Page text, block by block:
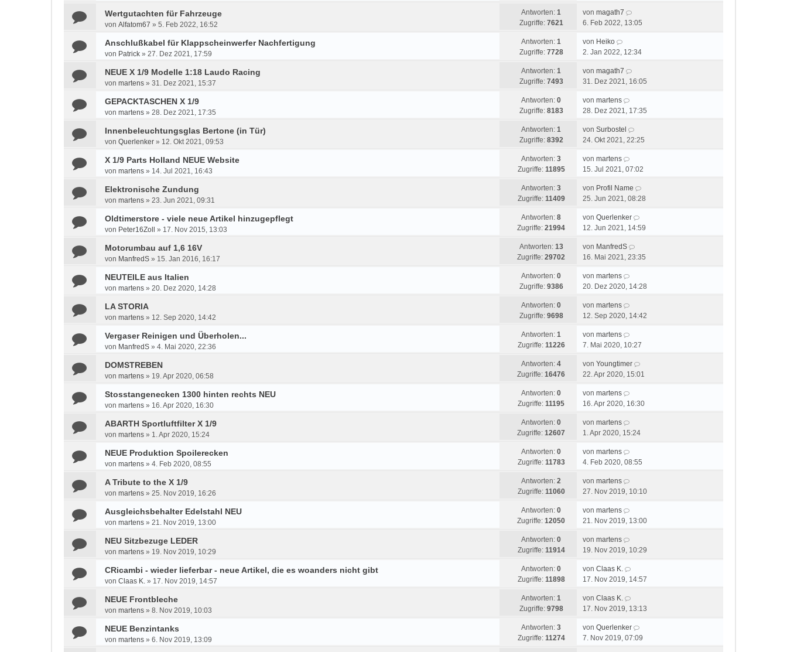
Wertgutachten für Fahrzeuge
von Alfatom67 » 5. Feb 2022, 16:52
Antworten: 1
Zugriffe: 7621
von magath7
6. Feb 2022, 13:05
Anschlußkabel für Klappscheinwerfer Nachfertigung
von Patrick » 27. Dez 2021, 17:59
Antworten: 1
Zugriffe: 7728
von Heiko
2. Jan 2022, 12:34
NEUE X 1/9 Modelle 1:18 Laudo Racing
von martens » 31. Dez 2021, 15:37
Antworten: 1
Zugriffe: 7493
von magath7
31. Dez 2021, 16:05
GEPACKTASCHEN X 1/9
von martens » 28. Dez 2021, 17:35
Antworten: 0
Zugriffe: 8183
von martens
28. Dez 2021, 17:35
Innenbeleuchtungsglas Bertone (in Tür)
von Querlenker » 12. Okt 2021, 09:53
Antworten: 1
Zugriffe: 8392
von Surbostel
24. Okt 2021, 22:25
X 1/9 Parts Holland NEUE Website
von martens » 14. Jul 2021, 16:43
Antworten: 3
Zugriffe: 11895
von martens
15. Jul 2021, 07:02
Elektronische Zundung
von martens » 23. Jun 2021, 09:31
Antworten: 3
Zugriffe: 11409
von Profil Name
25. Jun 2021, 08:28
Oldtimerstore - viele neue Artikel hinzugepflegt
von Peter16Zoll » 17. Nov 2015, 13:03
Antworten: 8
Zugriffe: 21994
von Querlenker
12. Jun 2021, 14:59
Motorumbau auf 1,6 16V
von ManfredS » 15. Jan 2016, 16:17
Antworten: 13
Zugriffe: 29702
von ManfredS
16. Mai 2021, 23:35
NEUTEILE aus Italien
von martens » 20. Dez 2020, 14:28
Antworten: 0
Zugriffe: 9386
von martens
20. Dez 2020, 14:28
LA STORIA
von martens » 12. Sep 2020, 14:42
Antworten: 0
Zugriffe: 9698
von martens
12. Sep 2020, 14:42
Vergaser Reinigen und Überholen...
von ManfredS » 4. Mai 2020, 22:36
Antworten: 1
Zugriffe: 11226
von martens
7. Mai 2020, 10:27
DOMSTREBEN
von martens » 19. Apr 2020, 06:58
Antworten: 4
Zugriffe: 16476
von Youngtimer
22. Apr 2020, 15:01
Stosstangenecken 1300 hinten rechts NEU
von martens » 16. Apr 2020, 16:30
Antworten: 0
Zugriffe: 11195
von martens
16. Apr 2020, 16:30
ABARTH Sportluftfilter X 1/9
von martens » 1. Apr 2020, 15:24
Antworten: 0
Zugriffe: 12607
von martens
1. Apr 2020, 15:24
NEUE Produktion Spoilerecken
von martens » 4. Feb 2020, 08:55
Antworten: 0
Zugriffe: 11783
von martens
4. Feb 2020, 08:55
A Tribute to the X 1/9
von martens » 25. Nov 2019, 16:26
Antworten: 2
Zugriffe: 11060
von martens
27. Nov 2019, 10:10
Ausgleichsbehalter Edelstahl NEU
von martens » 21. Nov 2019, 13:00
Antworten: 0
Zugriffe: 12050
von martens
21. Nov 2019, 13:00
NEU Sitzbezuge LEDER
von martens » 19. Nov 2019, 10:29
Antworten: 0
Zugriffe: 11914
von martens
19. Nov 2019, 10:29
CRicambi - wieder lieferbar - neue Artikel, die es woanders nicht gibt
von Claas K. » 17. Nov 2019, 14:57
Antworten: 0
Zugriffe: 11898
von Claas K.
17. Nov 2019, 14:57
NEUE Frontbleche
von martens » 8. Nov 2019, 10:03
Antworten: 1
Zugriffe: 9798
von Claas K.
17. Nov 2019, 13:13
NEUE Benzintanks
von martens » 6. Nov 2019, 13:09
Antworten: 3
Zugriffe: 11274
von Querlenker
7. Nov 2019, 07:09